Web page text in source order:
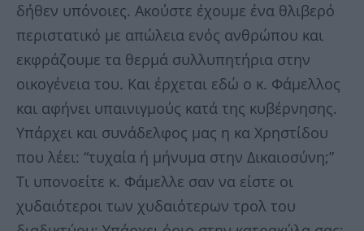
δήθεν υπόνοιες. Ακούστε έχουμε ένα θλιβερό
περιστατικό με απώλεια ενός ανθρώπου και
εκφράζουμε τα θερμά συλλυπητήρια στην
οικογένεια του. Και έρχεται εδώ ο κ. Φάμελλος
και αφήνει υπαινιγμούς κατά της κυβέρνησης.
Υπάρχει και συνάδελφος μας η κα Χρηστίδου
που λέει: “τυχαία ή μήνυμα στην Δικαιοσύνη;”
Τι υπονοείτε κ. Φάμελλε σαν να είστε οι
χυδαιότεροι των χυδαιότερων τρολ του